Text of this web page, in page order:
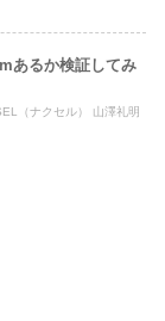
あるか検証してみ
（ナクセル） 山澤礼明